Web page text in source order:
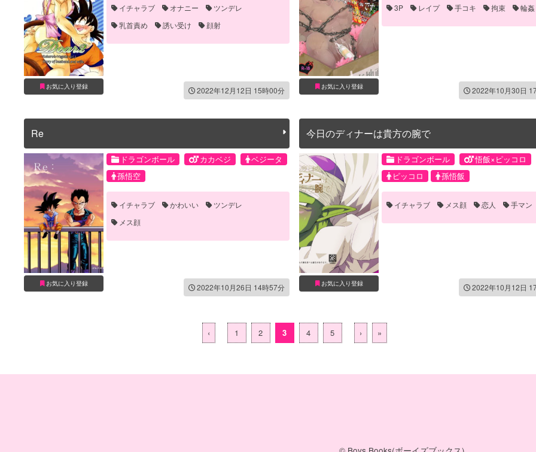
お気に入り登録
イチャラブ オナニー
ツンデレ
乳首責め
誘い受け 顔射
2022年12月12日 15時00分 お気に入り登録
3P レイプ 手コキ 拘束 輪姦
2022年10月30日
Re
お気に入り登録
ドラゴンボール カカベジ
ベジータ
孫悟空
イチャラブ かわいい
ツンデレ
メス顔
2022年10月26日 14時57分
今日のディナーは貴方の腕で
お気に入り登録
ドラゴンボール
悟飯×ピッコロ
ピッコロ
孫悟飯
イチャラブ メス顔 恋人 手マン
2022年10月12日
‹ 1 2 3 4 5 › »